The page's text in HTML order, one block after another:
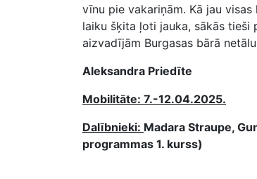
vīnu pie vakariņām. Kā jau
laiku šķita ļoti jauka, sākās
aizvadījām Burgasas bārā
Aleksandra Priedīte
Mobilitāte: 7.-12.04.2025.
Dalībnieki: Madara Straupe,
programmas 1. kurss)